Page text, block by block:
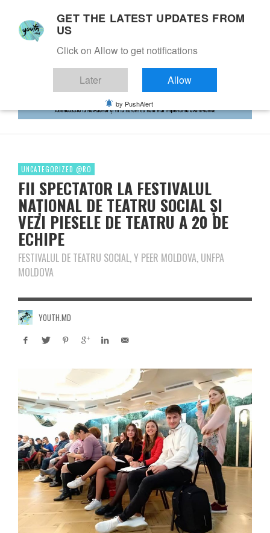
UNCATEGORIZED @RO
FII SPECTATOR LA FESTIVALUL
NAȚIONAL DE TEATRU SOCIAL ȘI
VEZI PIESELE DE TEATRU A 20 DE
ECHIPE
FESTIVALUL DE TEATRU SOCIAL, Y PEER MOLDOVA, UNFPA
MOLDOVA
YOUTH.MD
GET THE LATEST UPDATES FROM
US
Click on Allow to get notifications
Later Allow
by PushAlert